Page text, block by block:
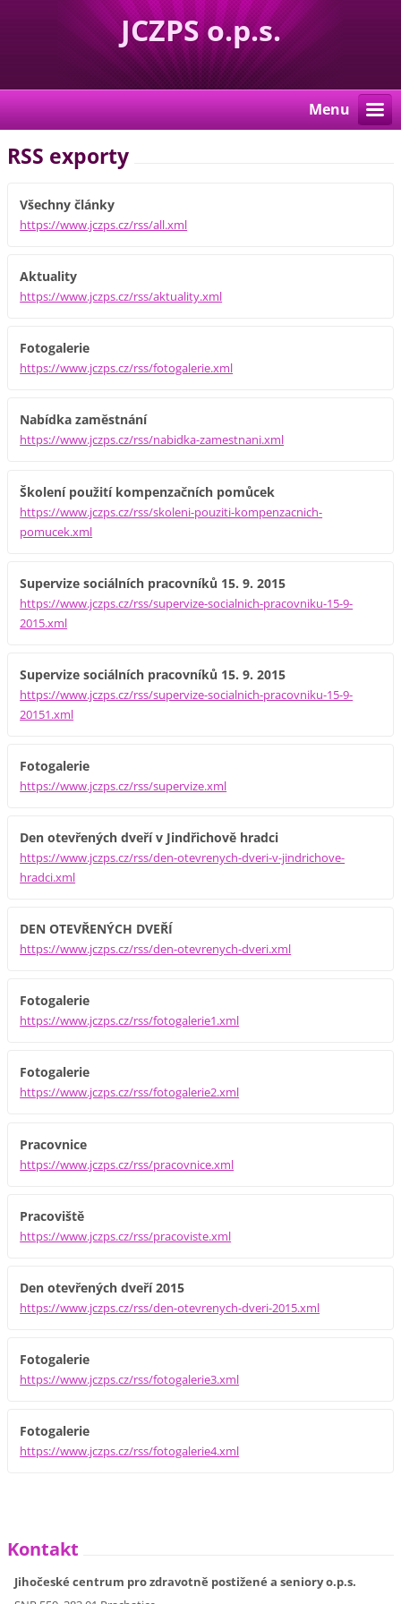
JCZPS o.p.s.
Menu
RSS exporty
Všechny články
https://www.jczps.cz/rss/all.xml
Aktuality
https://www.jczps.cz/rss/aktuality.xml
Fotogalerie
https://www.jczps.cz/rss/fotogalerie.xml
Nabídka zaměstnání
https://www.jczps.cz/rss/nabidka-zamestnani.xml
Školení použití kompenzačních pomůcek
https://www.jczps.cz/rss/skoleni-pouziti-kompenzacnich-
pomucek.xml
Supervize sociálních pracovníků 15. 9. 2015
https://www.jczps.cz/rss/supervize-socialnich-pracovniku-15-9-
2015.xml
Supervize sociálních pracovníků 15. 9. 2015
https://www.jczps.cz/rss/supervize-socialnich-pracovniku-15-9-
20151.xml
Fotogalerie
https://www.jczps.cz/rss/supervize.xml
Den otevřených dveří v Jindřichově hradci
https://www.jczps.cz/rss/den-otevrenych-dveri-v-jindrichove-
hradci.xml
DEN OTEVŘENÝCH DVEŘÍ
https://www.jczps.cz/rss/den-otevrenych-dveri.xml
Fotogalerie
https://www.jczps.cz/rss/fotogalerie1.xml
Fotogalerie
https://www.jczps.cz/rss/fotogalerie2.xml
Pracovnice
https://www.jczps.cz/rss/pracovnice.xml
Pracoviště
https://www.jczps.cz/rss/pracoviste.xml
Den otevřených dveří 2015
https://www.jczps.cz/rss/den-otevrenych-dveri-2015.xml
Fotogalerie
https://www.jczps.cz/rss/fotogalerie3.xml
Fotogalerie
https://www.jczps.cz/rss/fotogalerie4.xml
Kontakt
Jihočeské centrum pro zdravotně postižené a seniory o.p.s.